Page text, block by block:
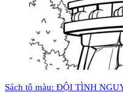
Sách tô màu: ĐỘI TÌNH